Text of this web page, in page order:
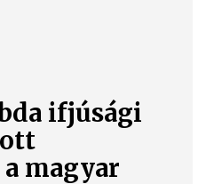
ifjúsági
magyar